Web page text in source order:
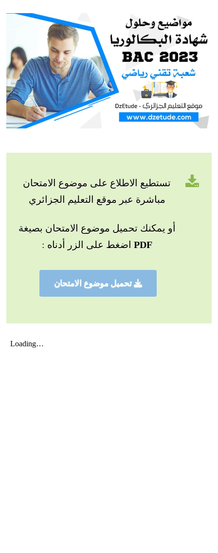
تستطيع الاطلاع على موضوع الامتحان
مباشرة عبر موقع التعليم الجزائري
أو يمكنك تحميل موضوع الامتحان بصيغة
PDF اضغط على الزر أدناه :
تحميل موضوع الامتحان